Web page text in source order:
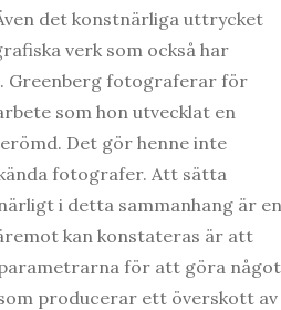
det konstnärliga uttrycket
verk som också har
Greenberg fotograferar för
som hon utvecklat en
Det gör henne inte
fotografer. Att sätta
i detta sammanhang är en
kan konstateras är att
för att göra
producerar ett överskott av